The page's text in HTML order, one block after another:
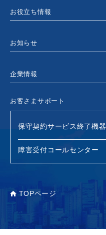
お役立ち情報
お知らせ
企業情報
お客さまサポート
保守契約サービス終了機器
障害受付コールセンター
TOPページ